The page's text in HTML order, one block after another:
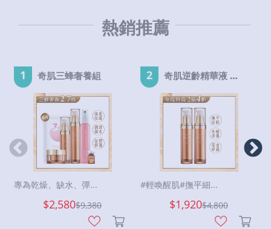
熱銷推薦
1 奇肌三蜂奢養組
專為乾燥、缺水、彈...
$2,580$9,380
2 奇肌逆齡精華液 EX-2瓶
#輕喚醒肌#撫平細...
$1,920$4,800